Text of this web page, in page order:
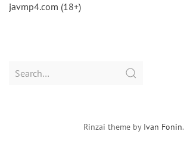
javmp4.com (18+)
Search
Rinzai theme by Ivan Fonin.